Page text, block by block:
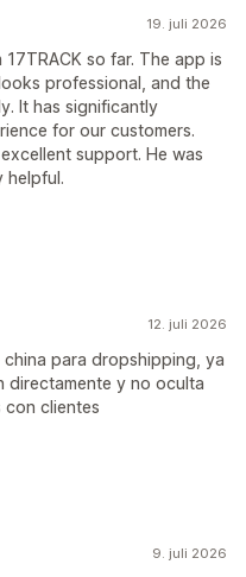
19. juli 2026
so far. The app is
professional, and the
It has significantly
for our customers.
support. He was
helpful.
12. juli 2026
para dropshipping, ya
directamente y no oculta
con clientes
9. juli 2026